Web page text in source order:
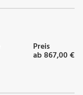
Preis
ab 867,00 €